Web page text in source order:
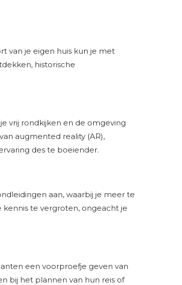
van je eigen huis kun je met
historische
vrij rondkijken en de omgeving
augmented reality (AR),
des te boeiender.
aan, waarbij je meer te
te vergroten, ongeacht je
een voorproefje geven van
bij het plannen van hun reis of